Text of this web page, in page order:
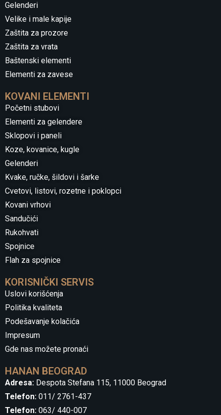
Gelenderi
Velike i male kapije
Zaštita za prozore
Zaštita za vrata
Baštenski elementi
Elementi za zavese
KOVANI ELEMENTI
Početni stubovi
Elementi za gelendere
Sklopovi i paneli
Koze, kovanice, kugle
Gelenderi
Kvake, ručke, šildovi i šarke
Cvetovi, listovi, rozetne i poklopci
Kovani vrhovi
Sandučići
Rukohvati
Spojnice
Flah za spojnice
KORISNIČKI SERVIS
Uslovi korišćenja
Politika kvaliteta
Podešavanje kolačića
Impresum
Gde nas možete pronaći
HANAN BEOGRAD
Adresa: Despota Stefana 115, 11000 Beograd
Telefon: 011/ 2761-437
Telefon: 063/ 440-007